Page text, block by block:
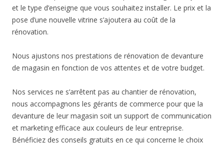
et le type d’enseigne que vous souhaitez installer. Le prix et la
pose d’une nouvelle vitrine s’ajoutera au coût de la
rénovation.
Nous ajustons nos prestations de rénovation de devanture
de magasin en fonction de vos attentes et de votre budget.
Nos services ne s’arrêtent pas au chantier de rénovation,
nous accompagnons les gérants de commerce pour que la
devanture de leur magasin soit un support de communication
et marketing efficace aux couleurs de leur entreprise.
Bénéficiez des conseils gratuits en ce qui concerne le choix